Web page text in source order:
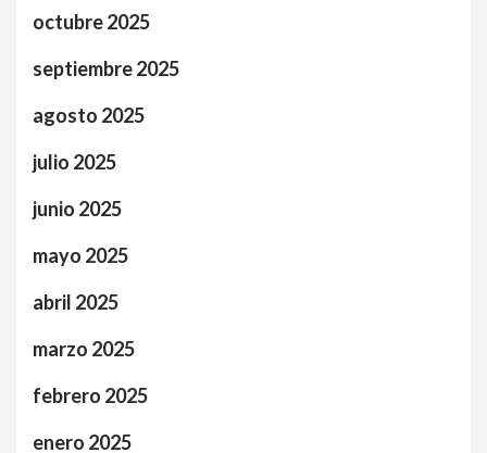
octubre 2025
septiembre 2025
agosto 2025
julio 2025
junio 2025
mayo 2025
abril 2025
marzo 2025
febrero 2025
enero 2025